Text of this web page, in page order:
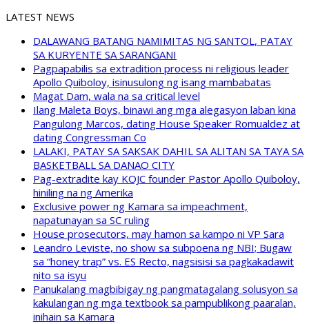
LATEST NEWS
DALAWANG BATANG NAMIMITAS NG SANTOL, PATAY
SA KURYENTE SA SARANGANI
Pagpapabilis sa extradition process ni religious leader
Apollo Quiboloy, isinusulong ng isang mambabatas
Magat Dam, wala na sa critical level
Ilang Maleta Boys, binawi ang mga alegasyon laban kina
Pangulong Marcos, dating House Speaker Romualdez at
dating Congressman Co
LALAKI, PATAY SA SAKSAK DAHIL SA ALITAN SA TAYA SA
BASKETBALL SA DANAO CITY
Pag-extradite kay KOJC founder Pastor Apollo Quiboloy,
hiniling na ng Amerika
Exclusive power ng Kamara sa impeachment,
napatunayan sa SC ruling
House prosecutors, may hamon sa kampo ni VP Sara
Leandro Leviste, no show sa subpoena ng NBI; Bugaw
sa “honey trap” vs. ES Recto, nagsisisi sa pagkakadawit
nito sa isyu
Panukalang magbibigay ng pangmatagalang solusyon sa
kakulangan ng mga textbook sa pampublikong paaralan,
inihain sa Kamara